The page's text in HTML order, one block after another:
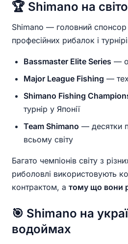
🏆 Shimano на
Shimano — головний спонсор
професійних рибалок і
Bassmaster Elite Series —
Major League Fishing —
Shimano Fishing
турнір у Японії
Team Shimano — десятки
всьому світу
Багато чемпіонів світу з
риболовлі використовують
контрактом, а тому що вони
🎯 Shimano на
водоймах